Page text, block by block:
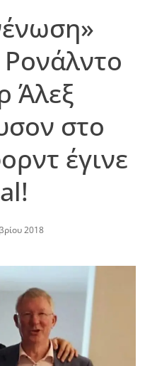
Ρονάλντο
Άλεξ
στο
έγινε
2018